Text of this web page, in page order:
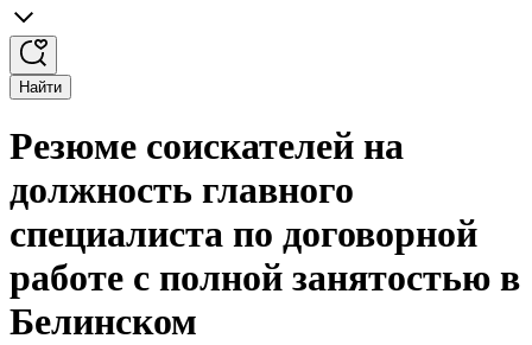
Найти
Резюме соискателей на
должность главного
специалиста по договорной
работе с полной занятостью в
Белинском